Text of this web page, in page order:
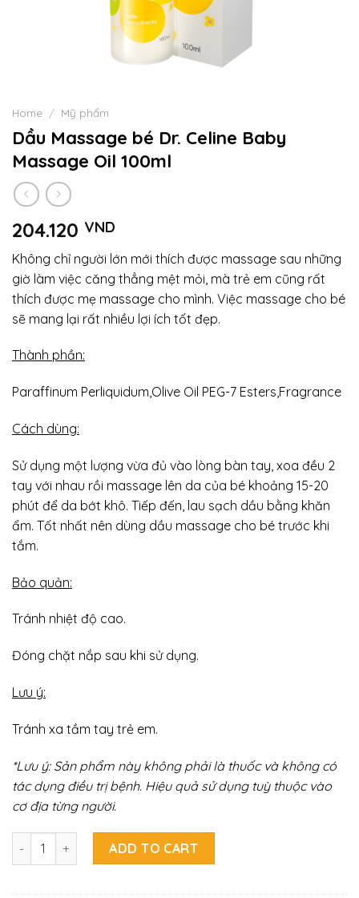
Home / Mỹ phẩm
Dầu Massage bé Dr. Celine Baby
Massage Oil 100ml
204.120 VND
Không chỉ người lớn mới thích được massage sau những
giờ làm việc căng thẳng mệt mỏi, mà trẻ em cũng rất
thích được mẹ massage cho mình. Việc massage cho bé
sẽ mang lại rất nhiều lợi ích tốt đẹp.
Thành phần:
Paraffinum Perliquidum,Olive Oil PEG-7 Esters,Fragrance
Cách dùng:
Sử dụng một lượng vừa đủ vào lòng bàn tay, xoa đều 2
tay với nhau rồi massage lên da của bé khoảng 15-20
phút để da bớt khô. Tiếp đến, lau sạch dầu bằng khăn
ẩm. Tốt nhất nên dùng dầu massage cho bé trước khi
tắm.
Bảo quản:
Tránh nhiệt độ cao.
Đóng chặt nắp sau khi sử dụng.
Lưu ý:
Tránh xa tầm tay trẻ em.
*Lưu ý: Sản phẩm này không phải là thuốc và không có
tác dụng điều trị bệnh. Hiệu quả sử dụng tuỳ thuộc vào
cơ địa từng người.
Dầu Massage bé Dr. Celine Baby Massage Oil 100ml
ADD TO CART